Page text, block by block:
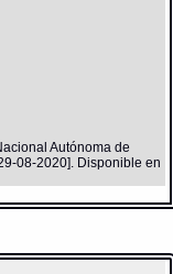
Autónoma de
08-2020]. Disponible en